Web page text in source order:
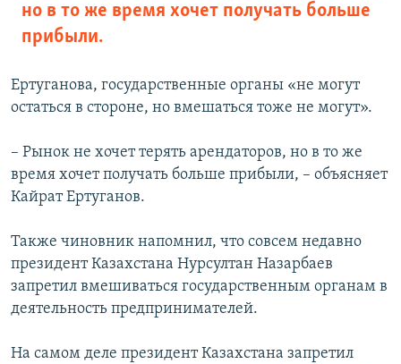
но в то же время хочет получать больше
прибыли.
Ертуганова, государственные органы «не могут
остаться в стороне, но вмешаться тоже не могут».
– Рынок не хочет терять арендаторов, но в то же
время хочет получать больше прибыли, – объясняет
Кайрат Ертуганов.
Также чиновник напомнил, что совсем недавно
президент Казахстана Нурсултан Назарбаев
запретил вмешиваться государственным органам в
деятельность предпринимателей.
На самом деле президент Казахстана запретил